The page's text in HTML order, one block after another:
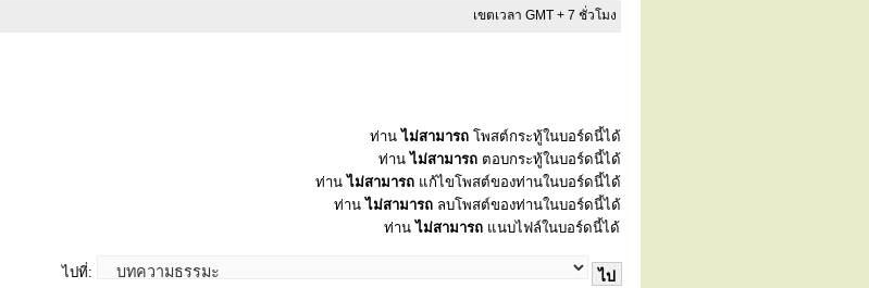
เขตเวลา GMT + 7 ชั่วโมง
ท่านไม่สามารถ โพสต์กระทู้ในบอร์ดนี้ได้
ท่านไม่สามารถ ตอบกระทู้ในบอร์ดนี้ได้
ท่านไม่สามารถ แก้ไขโพสต์ของท่านในบอร์ดนี้ได้
ท่านไม่สามารถ ลบโพสต์ของท่านในบอร์ดนี้ได้
ท่านไม่สามารถ แนบไฟล์ในบอร์ดนี้ได้
ไปที่: